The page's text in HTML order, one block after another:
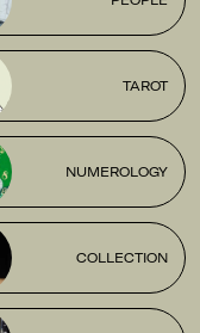
TAROT
NUMEROLOGY
COLLECTION